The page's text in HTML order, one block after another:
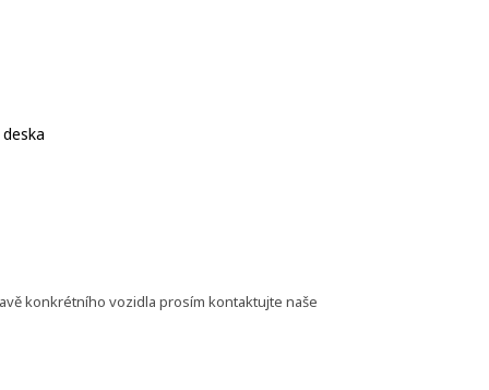
konkrétního vozidla prosím kontaktujte naše